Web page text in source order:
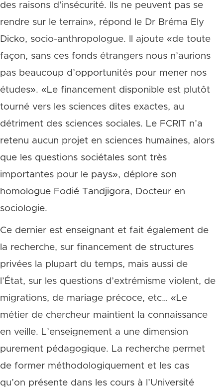
des raisons d’insécurité. Ils ne peuvent pas se
rendre sur le terrain», répond le Dr Bréma Ely
Dicko, socio-anthropologue. Il ajoute «de toute
façon, sans ces fonds étrangers nous n’aurions
pas beaucoup d’opportunités pour mener nos
études». «Le financement disponible est plutôt
tourné vers les sciences dites exactes, au
détriment des sciences sociales. Le FCRIT n’a
retenu aucun projet en sciences humaines, alors
que les questions sociétales sont très
importantes pour le pays», déplore son
homologue Fodié Tandjigora, Docteur en
sociologie.
Ce dernier est enseignant et fait également de
la recherche, sur financement de structures
privées la plupart du temps, mais aussi de
l’État, sur les questions d’extrémisme violent, de
migrations, de mariage précoce, etc… «Le
métier de chercheur maintient la connaissance
en veille. L’enseignement a une dimension
purement pédagogique. La recherche permet
de former méthodologiquement et les cas
qu’on présente dans les cours à l’Université